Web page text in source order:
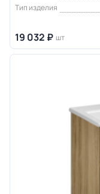
Тип изделия
19 032 ₽ шт